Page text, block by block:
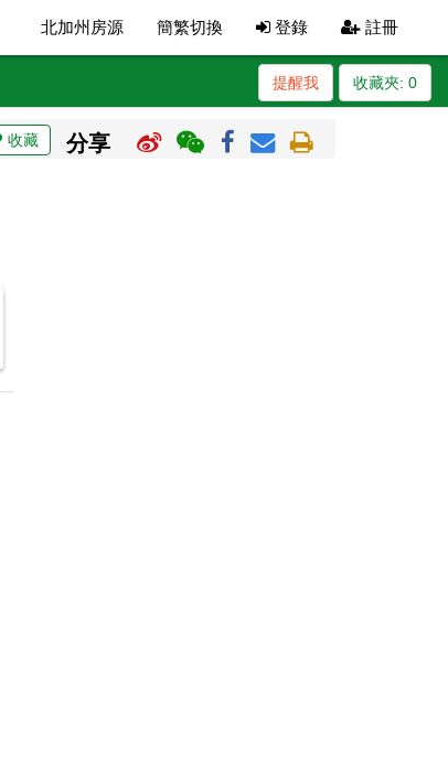
北加州房源 簡繁切換 登錄 註冊
收藏夾: 0
提醒我
收藏 分享